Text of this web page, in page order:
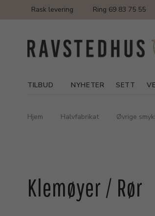
Rask levering Ring 69 83 75 55
TILBUD NYHETER SETT
Hjem Halvfabrikat Øvrige
Klemøyer / Rør